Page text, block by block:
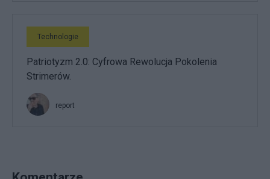
Technologie
Patriotyzm 2.0: Cyfrowa Rewolucja Pokolenia
Strimerów.
report